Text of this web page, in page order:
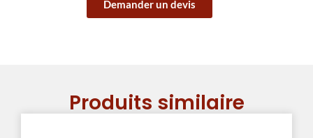
Demander un devis
Produits similaire